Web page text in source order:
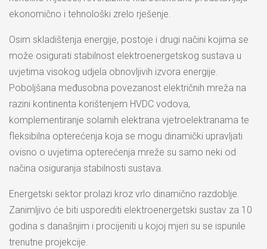
ekonomično i tehnološki zrelo rješenje.
Osim skladištenja energije, postoje i drugi načini kojima se
može osigurati stabilnost elektroenergetskog sustava u
uvjetima visokog udjela obnovljivih izvora energije.
Poboljšana međusobna povezanost električnih mreža na
razini kontinenta korištenjem HVDC vodova,
komplementiranje solarnih elektrana vjetroelektranama te
fleksibilna opterećenja koja se mogu dinamički upravljati
ovisno o uvjetima opterećenja mreže su samo neki od
načina osiguranja stabilnosti sustava.
Energetski sektor prolazi kroz vrlo dinamično razdoblje.
Zanimljivo će biti usporediti elektroenergetski sustav za 10
godina s današnjim i procijeniti u kojoj mjeri su se ispunile
trenutne projekcije.